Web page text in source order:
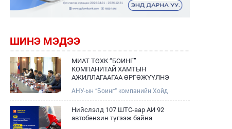
ШИНЭ МЭДЭЭ
МИАТ ТӨХК “БОИНГ”
КОМПАНИТАЙ ХАМТЫН
АЖИЛЛАГААГАА ӨРГӨЖҮҮЛНЭ
АНУ-ын “Боинг” компанийн Хойд
борлуулалт, маркетингийн асуудал
хариуцсан Дэд ерөнхийлөгч Жэф
Эдвардс тэргүүтэй төлөөлөгчдийг
Нийслэлд 107 ШТС-аар АИ 92
автобензин түгээж байна